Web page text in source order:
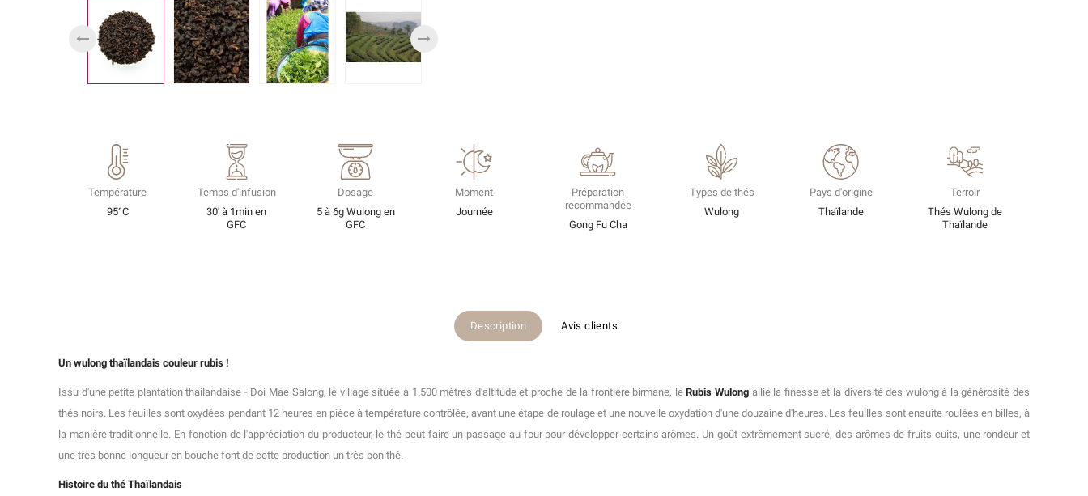
Température
95°C
Temps d'infusion
30' à 1min en
GFC
Dosage
5 à 6g Wulong en
GFC
Moment
Journée
Préparation
recommandée
Gong Fu Cha
Types de thés
Wulong
Pays d'origine
Thaïlande
Terroir
Thés Wulong de
Thaïlande
Description Avis clients
Un wulong thaïlandais couleur rubis !
Issu d'une petite plantation thailandaise - Doi Mae Salong, le village située à 1.500 mètres d'altitude et proche de la frontière birmane, leRubis Wulong allie la finesse et la diversité des wulong à la générosité des
thés noirs. Les feuilles sont oxydées pendant 12 heures en pièce à température contrôlée, avant une étape de roulage et une nouvelle oxydation d'une douzaine d'heures. Les feuilles sont ensuite roulées en billes, à
la manière traditionnelle. En fonction de l'appréciation du producteur, le thé peut faire un passage au four pour développer certains arômes. Un goût extrêmement sucré, des arômes de fruits cuits, une rondeur et
une très bonne longueur en bouche font de cette production un très bon thé.
Histoire du thé Thaïlandais